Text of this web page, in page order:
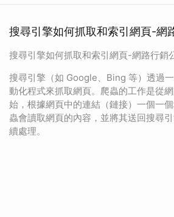
搜尋引擎如何抓取和索引網頁-網
搜尋引擎如何抓取和索引網頁-網路行銷
搜尋引擎（如 Google、Bing 等）透過
動化程式來抓取網頁。爬蟲的工作是從
始，根據網頁中的連結（鏈接）一個一
蟲會讀取網頁的內容，並將其送回搜尋
續處理。